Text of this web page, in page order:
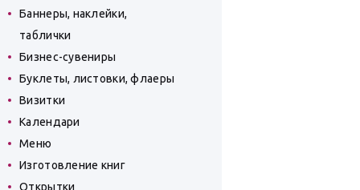
Баннеры, наклейки,
таблички
Бизнес-сувениры
Буклеты, листовки, флаеры
Визитки
Календари
Меню
Изготовление книг
Открытки